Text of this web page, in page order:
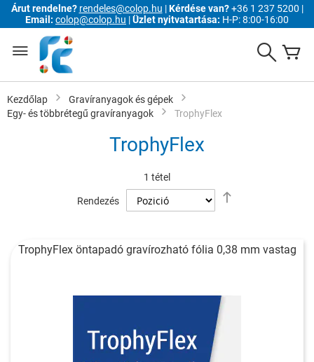
Árut rendelne? rendeles@colop.hu |Kérdése van?+36 1 237 5200 |
Email: colop@colop.hu |Üzlet nyitvatartása: H-P: 8:00-16:00
Search
Kezdőlap
Gravíranyagok és gépek
Egy- és többrétegű gravíranyagok
TrophyFlex
TrophyFlex
1 tétel
Rendezés
TrophyFlex öntapadó gravírozható fólia 0,38 mm vastag